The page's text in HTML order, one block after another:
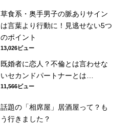
草食系・奥手男子の脈ありサイン
は言葉より行動に！見逃せない5つ
のポイント
13,026ビュー
既婚者に恋人？不倫とは言わせな
いセカンドパートナーとは…
11,566ビュー
話題の「相席屋」居酒屋って？も
う行きました？